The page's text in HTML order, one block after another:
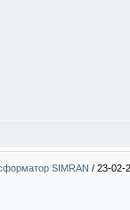
SIMRAN / 23-02-